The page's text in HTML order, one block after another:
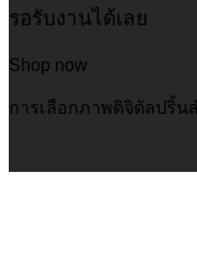
รอรับงานได้เลย
Shop now
การเลือกภาพดิจิตัลปริ้น